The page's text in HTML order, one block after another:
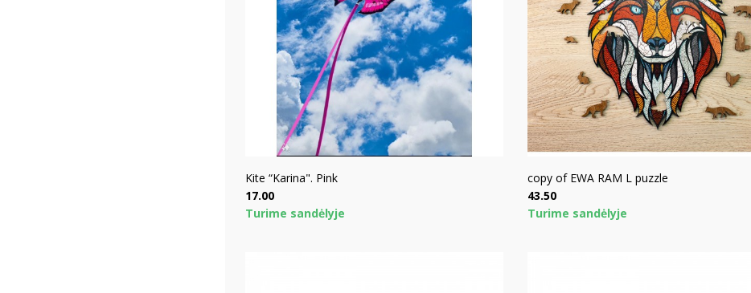
Kite “Karina". Pink
Price
17.00
Turime sandėlyje
copy of EWA RAM L puzzle
Price
43.50
Turime sandėlyje